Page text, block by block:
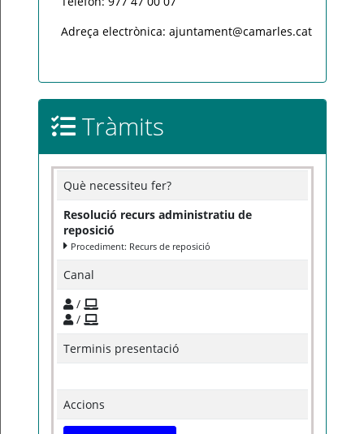
Adreça electrònica: ajuntament@camarles.cat
Tràmits
Què necessiteu fer?
Resolució recurs administratiu de
reposició
Procediment: Recurs de reposició
Canal
/
/
Terminis presentació
Accions